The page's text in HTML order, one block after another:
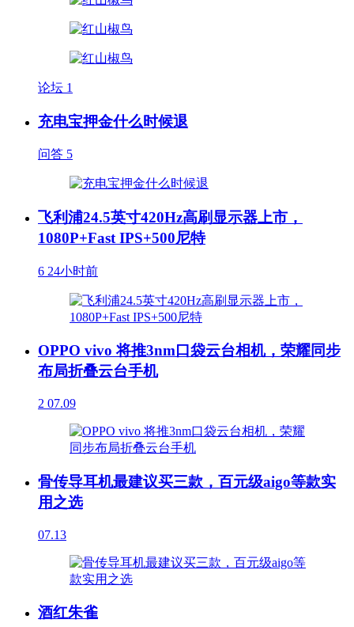
论坛 1
充电宝押金什么时候退
问答 5
飞利浦24.5英寸420Hz高刷显示器上市，
1080P+Fast IPS+500尼特
6 24小时前
OPPO vivo 将推3nm口袋云台相机，荣耀同步
布局折叠云台手机
2 07.09
骨传导耳机最建议买三款，百元级aigo等款实
用之选
07.13
酒红朱雀